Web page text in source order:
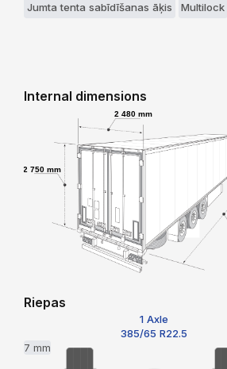
Jumta tenta sabīdīšanas āķis
Multilock
Internal dimensions
2 480 mm
2 750 mm
Riepas
1 Axle
385/65 R22.5
7 mm